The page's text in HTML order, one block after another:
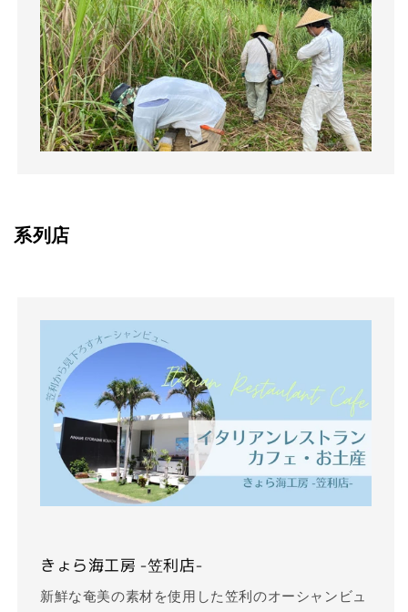
系列店
きょら海工房 -笠利店-
新鮮な奄美の素材を使用した笠利のオーシャンビュ